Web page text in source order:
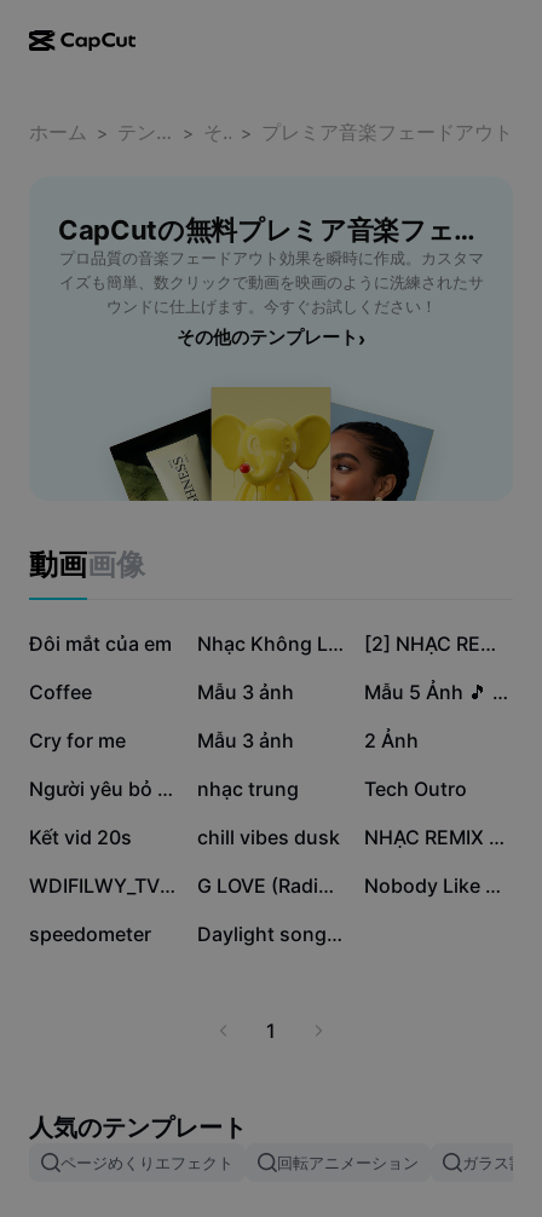
CapCutデスクトップ
CapCut Pad
CapCutモバイル
動画スタジオ
AI動画ジェネレーター
AI画像ジェネレーター
Dreamina Seedance 2.5
Nano Banana Pro
画像結合
動画エディター＆ジェネレーター
画像エディター＆ジェネレーター
音声ジェネレーター＆エディター
ユースケース
マーケティング
ソーシャルメディアのテンプレート
その他
カレンダーのテンプレート
アニバーサリーのテンプレート
エフェクトのテンプレート
産業のテンプレート
振り返りのテンプレート
取り組み
アフィリエイト
パイオニアプログラム
クリエイティブパートナープログラム
CapCutクリエイティブキャンパス
トラストセンター
ヘルプセンター
CapCutの利用規約について
Dreamina Seedance 2.0 Launch
ホーム > テンプレート > その他 > プレミア音楽フェードアウト
CapCutの無料プレミア音楽フェードアウトテンプレート
プロ品質の音楽フェードアウト効果を瞬時に作成。カスタマ
イズも簡単、数クリックで動画を映画のように洗練されたサ
ウンドに仕上げます。今すぐお試しください！
その他のテンプレート ›
動画画像
37.2万
Đôi mắt của em 30.7万 Nhạc Không Lời Cuốn 17.5万 [2] NHẠC REMIX CUỐN
12.7万
Coffee 9.9万
Mẫu 3 ảnh 9.3万 Mẫu 5 Ảnh 🎵 Trung
7万
Cry for me 4.6万
Mẫu 3 ảnh 3.8万
2 Ảnh
3.7万 Người yêu bỏ lỡ [2] 1.7万
nhạc trung 1.3万
Tech Outro
3924
Kết vid 20s 1647
chill vibes dusk 1333 NHẠC REMIX CUỐN
1063 WDIFILWY_TVXQ 670 G LOVE (Radio Edit) 118 Nobody Like You
56
speedometer 9 Daylight song for we
1
人気のテンプレート
ページめくりエフェクト 回転アニメーション ガラス割